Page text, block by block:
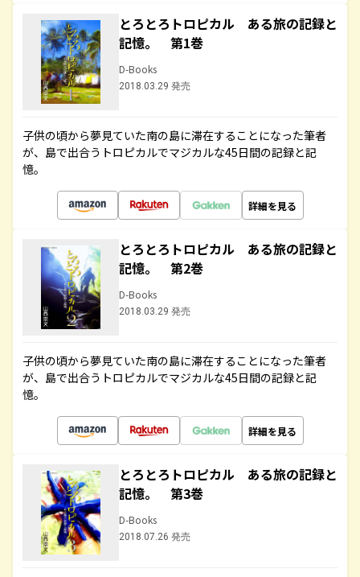
とろとろトロピカル ある旅の記録と
記憶。 第1巻
D-Books
2018.03.29 発売
子供の頃から夢見ていた南の島に滞在することになった筆者
が、島で出合うトロピカルでマジカルな45日間の記録と記
憶。
詳細を見る
とろとろトロピカル ある旅の記録と
記憶。 第2巻
D-Books
2018.03.29 発売
子供の頃から夢見ていた南の島に滞在することになった筆者
が、島で出合うトロピカルでマジカルな45日間の記録と記
憶。
詳細を見る
とろとろトロピカル ある旅の記録と
記憶。 第3巻
D-Books
2018.07.26 発売